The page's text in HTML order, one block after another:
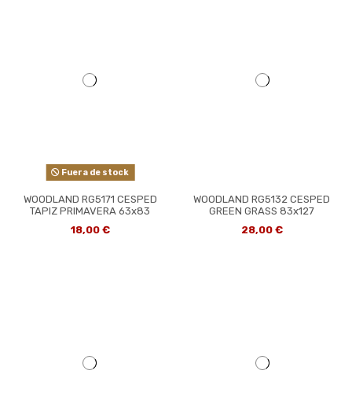
Fuera de stock
WOODLAND RG5171 CESPED
TAPIZ PRIMAVERA 63x83
18,00 €
WOODLAND RG5132 CESPED
GREEN GRASS 83x127
28,00 €